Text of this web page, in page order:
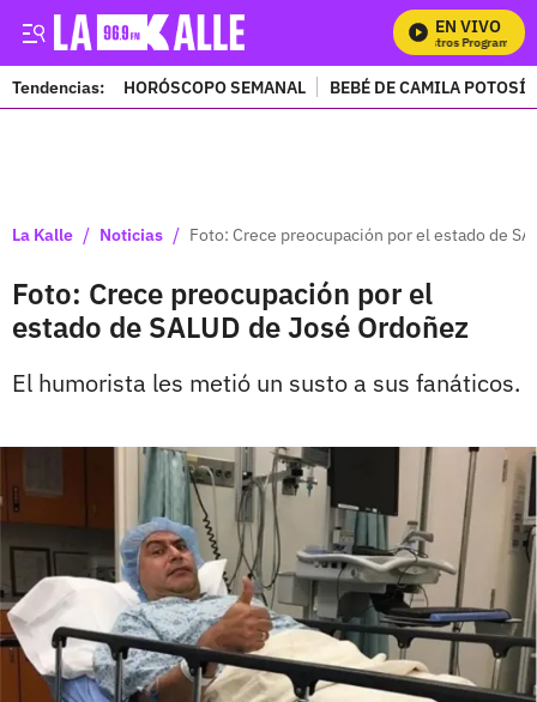
EN VIVO
Tendencias: HORÓSCOPO SEMANAL BEBÉ DE CAMILA POTOSÍ
La Kalle / Noticias / Foto: Crece preocupación por el estado de
Foto: Crece preocupación por el
estado de SALUD de José Ordoñez
El humorista les metió un susto a sus fanáticos.